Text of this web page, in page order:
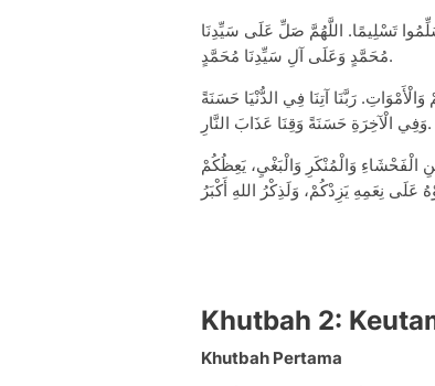
تَسْلِيمًا. اللَّهُمَّ صَلِّ عَلَى سَيِّدِنَا
مُحَمَّدٍ وَعَلَى آلِ سَيِّدِنَا مُحَمَّدٍ.
رَبَّنَا آتِنَا فِي الدُّنْيَا حَسَنَةً
وَفِي الْآخِرَةِ حَسَنَةً وَقِنَا عَذَابَ النَّارِ.
الْفَحْشَاءِ وَالْمُنْكَرِ وَالْبَغْيِ، يَعِظُكُمْ
Khutbah 2:
Khutbah Pertama